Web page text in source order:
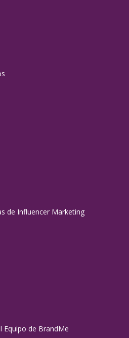
de Influencer Marketing
Equipo de BrandMe